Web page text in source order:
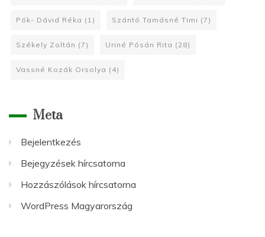
Pók- Dávid Réka (1) Szántó Tamásné Timi (7)
Székely Zoltán (7) Uriné Pósán Rita (28)
Vassné Kozák Orsolya (4)
Meta
Bejelentkezés
Bejegyzések hírcsatorna
Hozzászólások hírcsatorna
WordPress Magyarország